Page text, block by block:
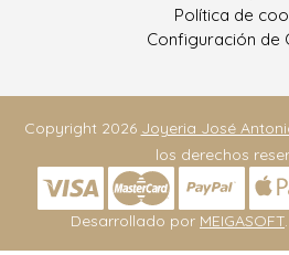
Política de
Configuración de
Copyright 2026 Joyeria José
los derechos
Desarrollado por MEIGASOFT